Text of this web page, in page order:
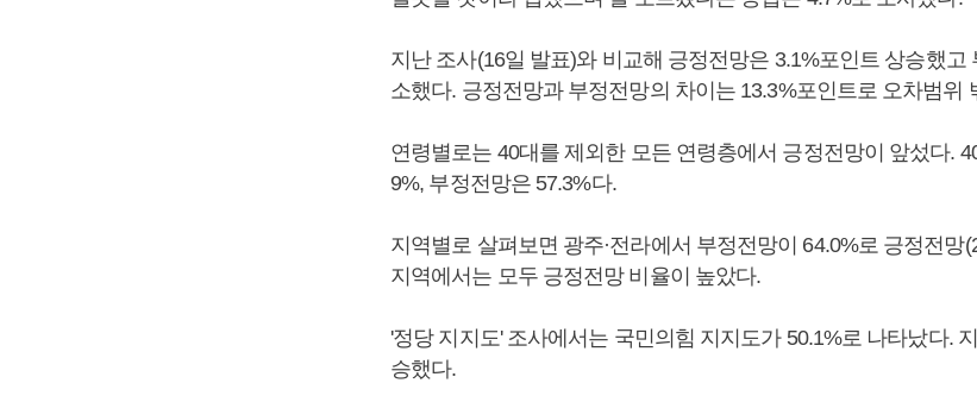
지난 조사(16일 발표)와 비교해 긍정전망은 3.1%포인트 상승했고
소했다. 긍정전망과 부정전망의 차이는 13.3%포인트로 오차범위
연령별로는 40대를 제외한 모든 연령층에서 긍정전망이 앞섰다.
9%, 부정전망은 57.3%다.
지역별로 살펴보면 광주·전라에서 부정전망이 64.0%로 긍정전망
지역에서는 모두 긍정전망 비율이 높았다.
'정당 지지도' 조사에서는 국민의힘 지지도가 50.1%로 나타났다.
승했다.